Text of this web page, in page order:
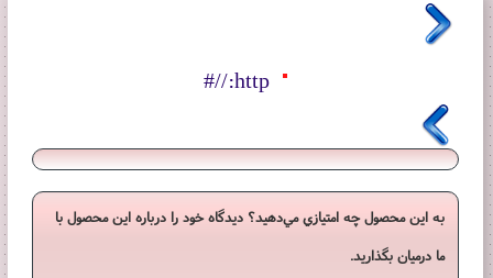
به اين محصول چه امتيازي مي‌دهيد؟ ديدگاه خود را درباره اين محصول با
ما درميان بگذاريد.